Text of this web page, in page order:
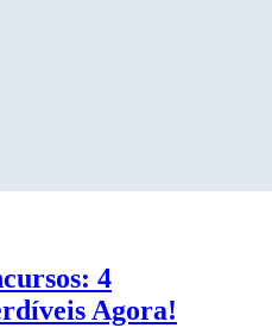
4
Agora!